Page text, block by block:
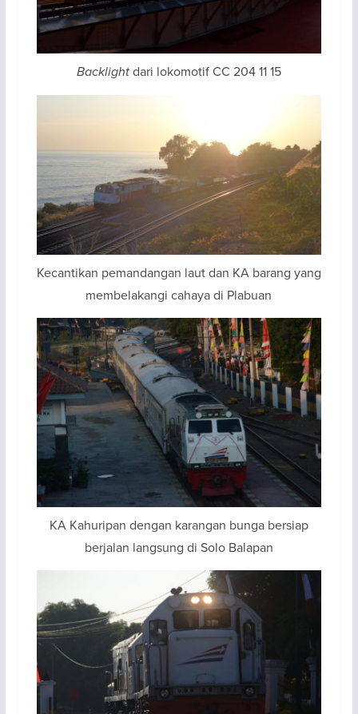
Backlightdari lokomotif CC 204 11 15
Kecantikan pemandangan laut dan KA barang yang
membelakangi cahaya di Plabuan
KA Kahuripan dengan karangan bunga bersiap
berjalan langsung di Solo Balapan